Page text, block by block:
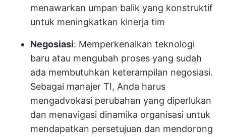
menawarkan umpan balik yang konstruktif
untuk meningkatkan kinerja tim
Negosiasi: Memperkenalkan teknologi
baru atau mengubah proses yang sudah
ada membutuhkan keterampilan negosiasi.
Sebagai manajer TI, Anda harus
mengadvokasi perubahan yang diperlukan
dan menavigasi dinamika organisasi untuk
mendapatkan persetujuan dan mendorong